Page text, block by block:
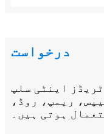
درخواست
اینٹی سلپ
ریمپ، روڈ،
ہوتی ہیں۔